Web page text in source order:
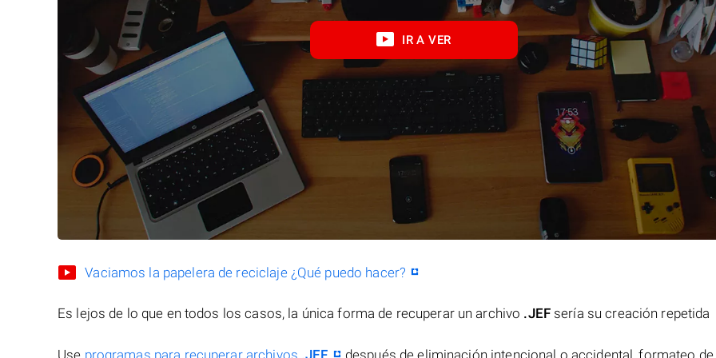
IR A VER
Vaciamos la papelera de reciclaje ¿Qué puedo hacer?
Es lejos de lo que en todos los casos, la única forma de recuperar un archivo .JEFsería su creación repetida